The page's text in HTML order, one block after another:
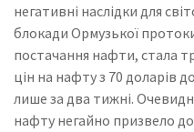
негативні наслідки для
блокади Ормузької
постачання нафти, стала
цін на нафту з 70 доларів
лише за два тижні.
нафту негайно призвело